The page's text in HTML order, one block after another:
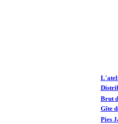
Brut
Gîte
Pies